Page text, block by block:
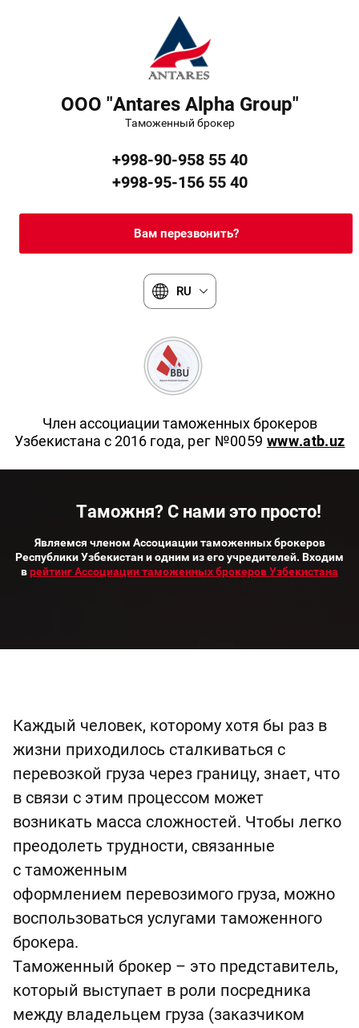
OOO "Antares Alpha Group"
Таможенный брокер
+998-90-958 55 40
+998-95-156 55 40
Вам перезвонить?
RU
Член ассоциации таможенных брокеров
Узбекистана с 2016 года, рег №0059 www.atb.uz
Таможня? С нами это просто!
Являемся членом Ассоциации таможенных брокеров
Республики Узбекистан и одним из его учредителей. Входим
врейтинг Ассоциации таможенных брокеров Узбекистана
Каждый человек, которому хотя бы раз в
жизни приходилось сталкиваться с
перевозкой груза через границу, знает, что
в связи с этим процессом может
возникать масса сложностей. Чтобы легко
преодолеть трудности, связанные
с таможенным
оформлением перевозимого груза, можно
воспользоваться услугами таможенного
брокера.
Таможенный брокер – это представитель,
который выступает в роли посредника
между владельцем груза (заказчиком